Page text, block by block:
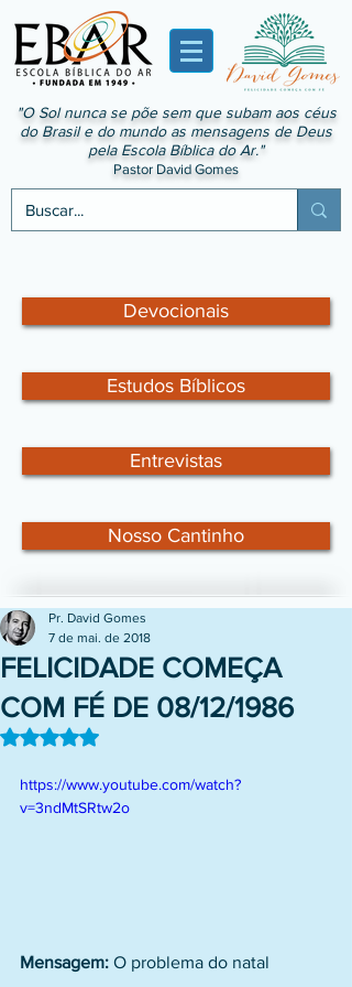
"O Sol nunca se põe sem que subam aos céus
do Brasil e do mundo as mensagens de Deus
pela Escola Bíblica do Ar."
Pastor David Gomes
Devocionais
Estudos Bíblicos
Entrevistas
Nosso Cantinho
FELICIDADE COMEÇA
COM FÉ DE 08/12/1986
Pr. David Gomes
7 de mai. de 2018
Avaliado com NaN de 5 estrelas.
https://www.youtube.com/watch?
v=3ndMtSRtw2o
Mensagem: O problema do natal